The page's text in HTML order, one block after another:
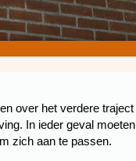
over het verdere traject
In ieder geval moeten
zich aan te passen.